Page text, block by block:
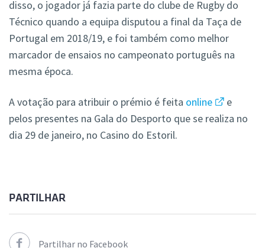
disso, o jogador já fazia parte do clube de Rugby do
Técnico quando a equipa disputou a final da Taça de
Portugal em 2018/19, e foi também como melhor
marcador de ensaios no campeonato português na
mesma época.
A votação para atribuir o prémio é feita online
e
pelos presentes na Gala do Desporto que se realiza no
dia 29 de janeiro, no Casino do Estoril.
PARTILHAR
Partilhar no Facebook